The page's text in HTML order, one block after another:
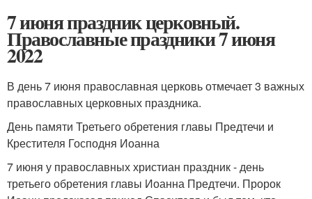
7 июня праздник церковный.
Православные праздники 7 июня
2022
В день 7 июня православная церковь отмечает 3 важных
православных церковных праздника.
День памяти Третьего обретения главы Предтечи и
Крестителя Господня Иоанна
7 июня у православных христиан праздник - день
третьего обретения главы Иоанна Предтечи. Пророк